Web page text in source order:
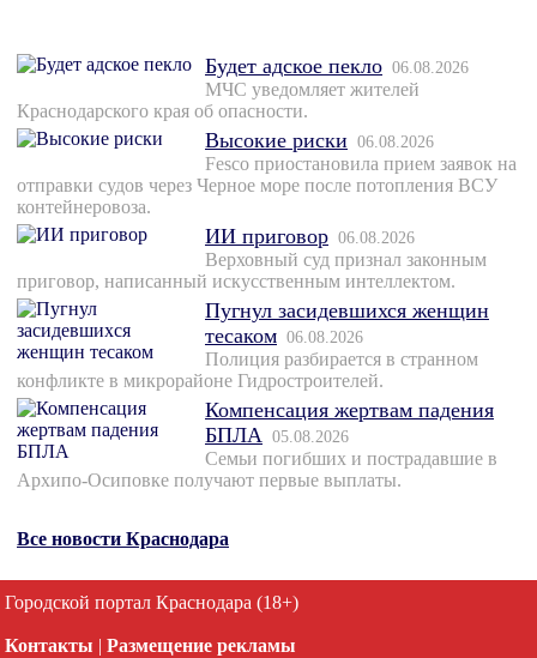
Будет адское пекло 06.08.2026
МЧС уведомляет жителей
Краснодарского края об опасности.
Высокие риски 06.08.2026
Fesco приостановила прием заявок на
отправки судов через Черное море после потопления ВСУ
контейнеровоза.
ИИ приговор 06.08.2026
Верховный суд признал законным
приговор, написанный искусственным интеллектом.
Пугнул засидевшихся женщин
тесаком 06.08.2026
Полиция разбирается в странном
конфликте в микрорайоне Гидростроителей.
Компенсация жертвам падения
БПЛА
05.08.2026
Семьи погибших и пострадавшие в
Архипо-Осиповке получают первые выплаты.
Все новости Краснодара
Городской портал Краснодара (18+)
Контакты | Размещение рекламы